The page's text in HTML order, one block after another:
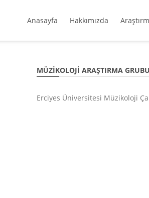
Anasayfa Hakkımızda
MÜZIKOLOJI ARAŞTIRMA GRUBU
Erciyes Üniversitesi Müzikoloji